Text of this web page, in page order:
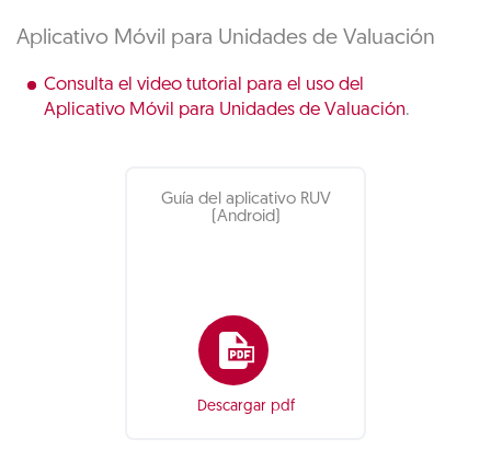
Aplicativo Móvil para Unidades de Valuación
Consulta el video tutorial para el uso del
Aplicativo Móvil para Unidades de Valuación.
Guía del aplicativo RUV
(Android)
Descargar pdf